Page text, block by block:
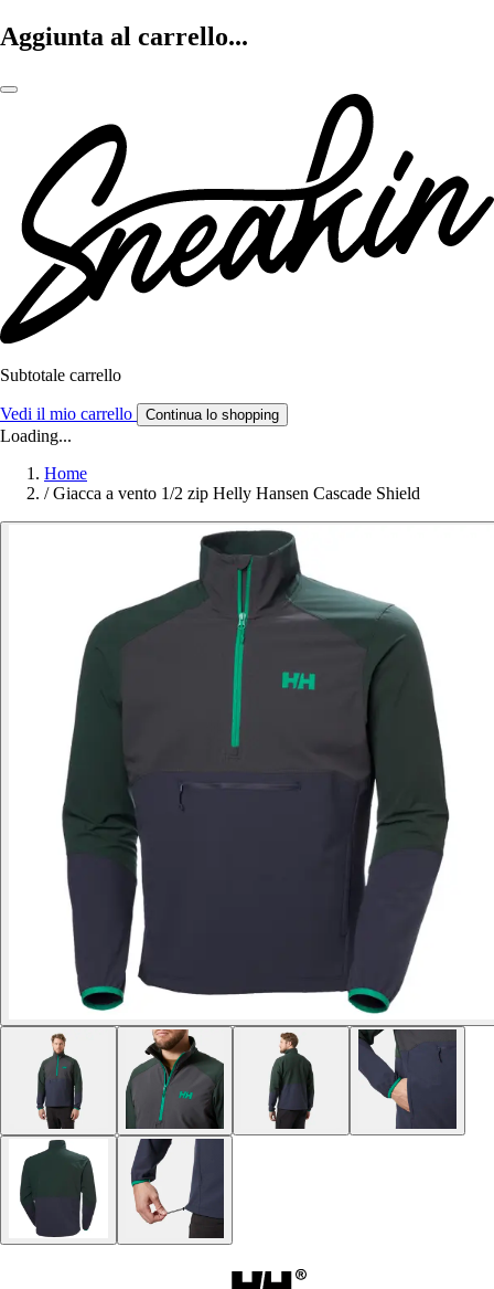
Aggiunta al carrello...
Subtotale carrello
Vedi il mio carrello Continua lo shopping
Loading...
Home
/ Giacca a vento 1/2 zip Helly Hansen Cascade Shield